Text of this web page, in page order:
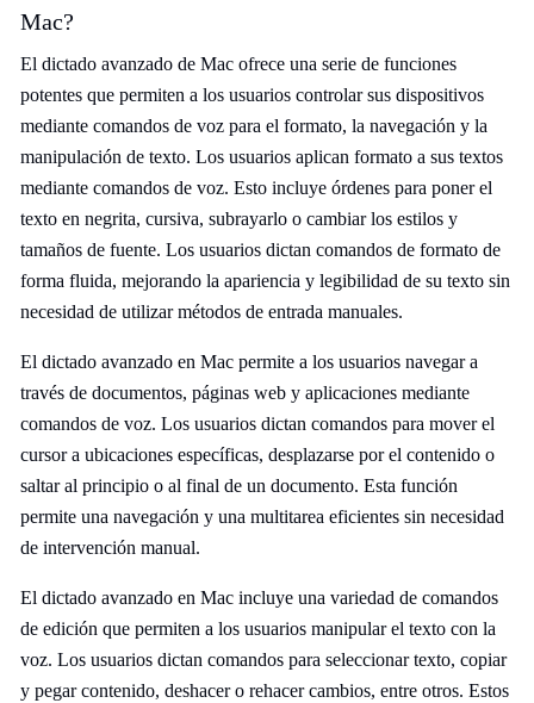
Mac?
El dictado avanzado de Mac ofrece una serie de funciones
potentes que permiten a los usuarios controlar sus dispositivos
mediante comandos de voz para el formato, la navegación y la
manipulación de texto. Los usuarios aplican formato a sus textos
mediante comandos de voz. Esto incluye órdenes para poner el
texto en negrita, cursiva, subrayarlo o cambiar los estilos y
tamaños de fuente. Los usuarios dictan comandos de formato de
forma fluida, mejorando la apariencia y legibilidad de su texto sin
necesidad de utilizar métodos de entrada manuales.
El dictado avanzado en Mac permite a los usuarios navegar a
través de documentos, páginas web y aplicaciones mediante
comandos de voz. Los usuarios dictan comandos para mover el
cursor a ubicaciones específicas, desplazarse por el contenido o
saltar al principio o al final de un documento. Esta función
permite una navegación y una multitarea eficientes sin necesidad
de intervención manual.
El dictado avanzado en Mac incluye una variedad de comandos
de edición que permiten a los usuarios manipular el texto con la
voz. Los usuarios dictan comandos para seleccionar texto, copiar
y pegar contenido, deshacer o rehacer cambios, entre otros. Estos